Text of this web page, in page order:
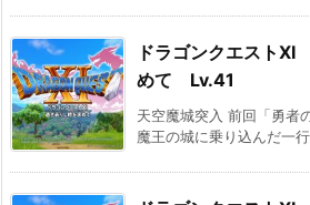
ドラゴンクエスト
めて Lv.41
天空魔城突入 前回「勇者
魔王の城に乗り込んだ一